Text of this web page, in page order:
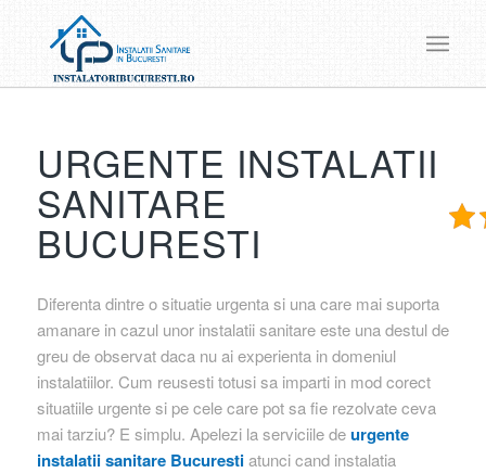
URGENTE INSTALATII
SANITARE
BUCURESTI
Diferenta dintre o situatie urgenta si una care mai suporta
amanare in cazul unor instalatii sanitare este una destul de
greu de observat daca nu ai experienta in domeniul
instalatiilor. Cum reusesti totusi sa imparti in mod corect
situatiile urgente si pe cele care pot sa fie rezolvate ceva
mai tarziu? E simplu. Apelezi la serviciile deurgente
instalatii sanitare Bucurestiatunci cand instalatia